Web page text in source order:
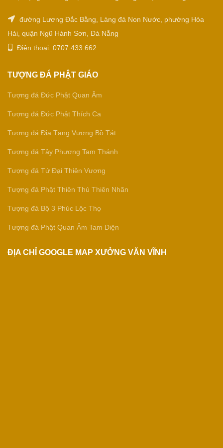
đường Lương Đắc Bằng, Làng đá Non Nước, phường Hòa
Hải, quận Ngũ Hành Sơn, Đà Nẵng
Điện thoại: 0707.433.662
TƯỢNG ĐÁ PHẬT GIÁO
Tượng đá Đức Phật Quan Âm
Tượng đá Đức Phật Thích Ca
Tượng đá Địa Tạng Vương Bồ Tát
Tượng đá Tây Phương Tam Thánh
Tượng đá Tứ Đại Thiên Vương
Tượng đá Phật Thiên Thủ Thiên Nhãn
Tượng đá Bộ 3 Phúc Lộc Thọ
Tượng đá Phật Quan Âm Tam Diện
ĐỊA CHỈ GOOGLE MAP XƯỞNG VĂN VĨNH